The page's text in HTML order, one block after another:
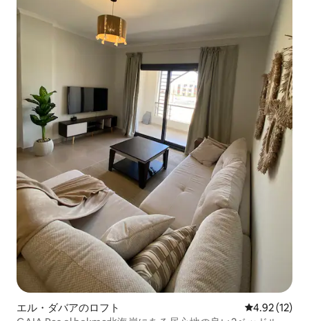
エル・ダバアのロフト レビュー12
4.92 (12)